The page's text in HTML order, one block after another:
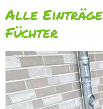
Alle
Füchter